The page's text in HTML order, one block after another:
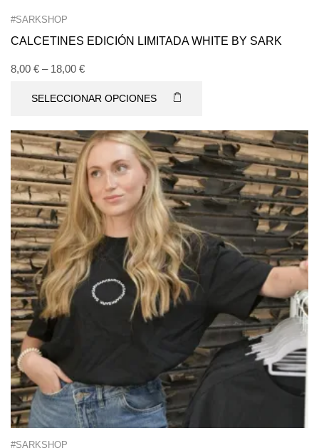
#SARKSHOP
CALCETINES EDICIÓN LIMITADA WHITE BY SARK
8,00 € – 18,00 €
SELECCIONAR OPCIONES
#SARKSHOP